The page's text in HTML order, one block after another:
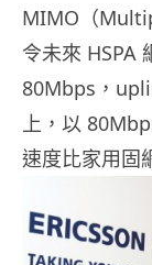
MIMO（
令未來 HSPA
80Mbps，
上，以
速度比家用固